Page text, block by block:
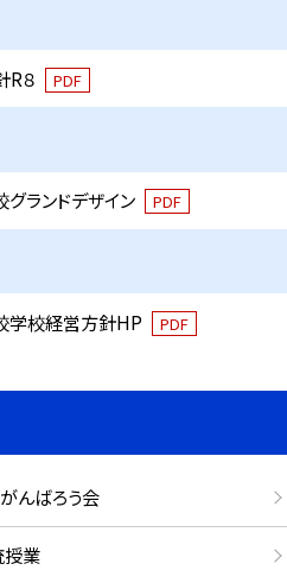
R８ PDF
ランドデザイン PDF
学校経営方針HP PDF
んばろう会
授業